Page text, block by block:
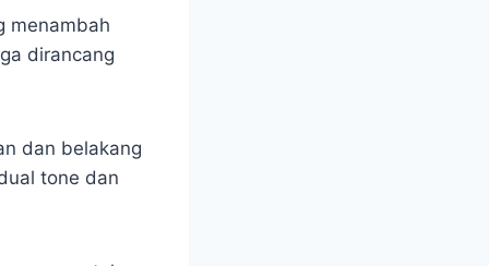
menambah
dirancang
dan belakang
tone dan